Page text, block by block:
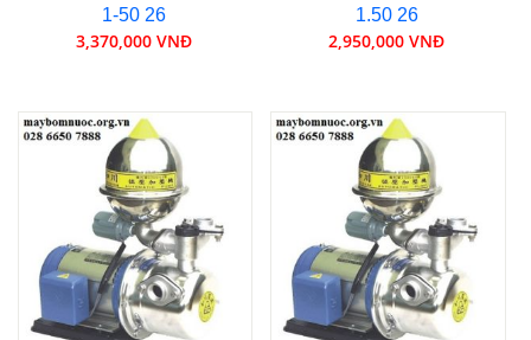
1-50 26
3,370,000 VNĐ
1.50 26
2,950,000 VNĐ